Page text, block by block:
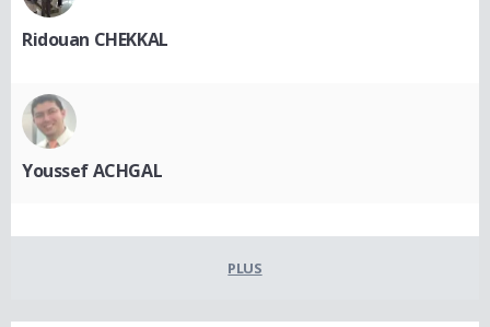
Ridouan CHEKKAL
Youssef ACHGAL
PLUS